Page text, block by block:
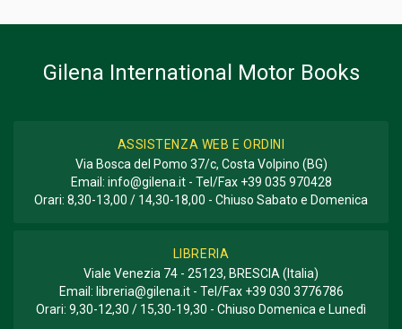
Gilena International Motor Books
ASSISTENZA WEB E ORDINI
Via Bosca del Pomo 37/c, Costa Volpino (BG)
Email: info@gilena.it- Tel/Fax +39 035 970428
Orari: 8,30-13,00 / 14,30-18,00 - Chiuso Sabato e Domenica
LIBRERIA
Viale Venezia 74 - 25123, BRESCIA (Italia)
Email: libreria@gilena.it- Tel/Fax +39 030 3776786
Orari: 9,30-12,30 / 15,30-19,30 - Chiuso Domenica e Lunedì